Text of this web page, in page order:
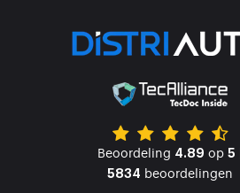
Beoordeling 4.89 op 5
5834 beoordelingen